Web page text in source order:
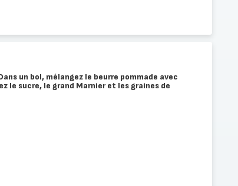
un bol, mélangez le beurre pommade avec
le sucre, le grand Marnier et les graines de